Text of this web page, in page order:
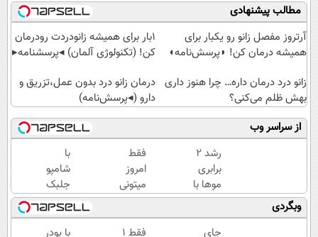
مطالب پیشنهادی
آرتروز مفصل زانو رو یکبار برای
همیشه درمان کن! ◗پرسش‌نامه◖
1بار برای همیشه زانودردت رودرمان
کن! (تکنولوژی آلمان) ◂پرسشنامه▸
زانو درد درمان داره… چرا هنوز داری
بهش ظلم می‌کنی؟
درمان زانو درد بدون عمل،تزریق و
دارو (◂پرسش‌نامه)
از سراسر وب
رشد 2
برابری
موها با
استفاده
از روش
فقط
امروز
میتونی
معروف
ترین
چربیسوز
با
شامپو
جلبک
بی
دردسر
موهای
وبگردی
جای
فقط 1 با پودر